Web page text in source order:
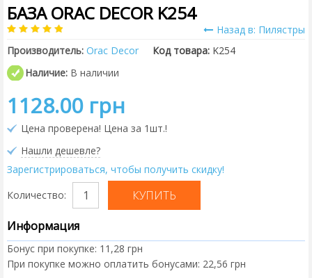
БАЗА ORAC DECOR K254
Назад в: Пилястры
Производитель: Orac Decor Код товара: K254
Наличие: В наличии
1128.00 грн
Цена проверена! Цена за 1шт.!
Нашли дешевле?
Зарегистрироваться, чтобы получить скидку!
Количество:
Информация
Бонус при покупке: 11,28 грн
При покупке можно оплатить бонусами: 22,56 грн